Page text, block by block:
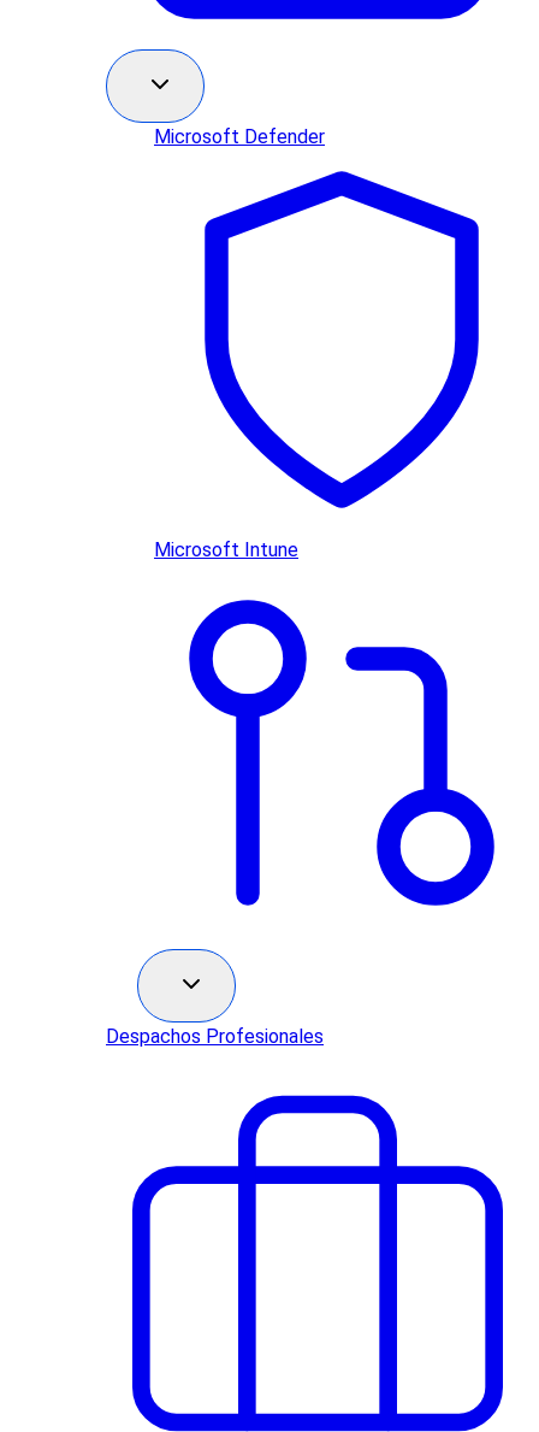
Microsoft Defender
Microsoft Intune
Despachos Profesionales